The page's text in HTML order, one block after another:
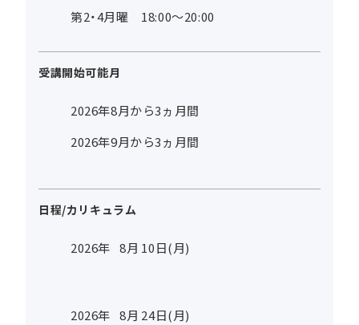
第2・4月曜 18:00～20:00
受講開始可能月
2026年8月から3ヵ月間
2026年9月から3ヵ月間
日程/カリキュラム
2026年 8月 10日(月)
2026年 8月 24日(月)